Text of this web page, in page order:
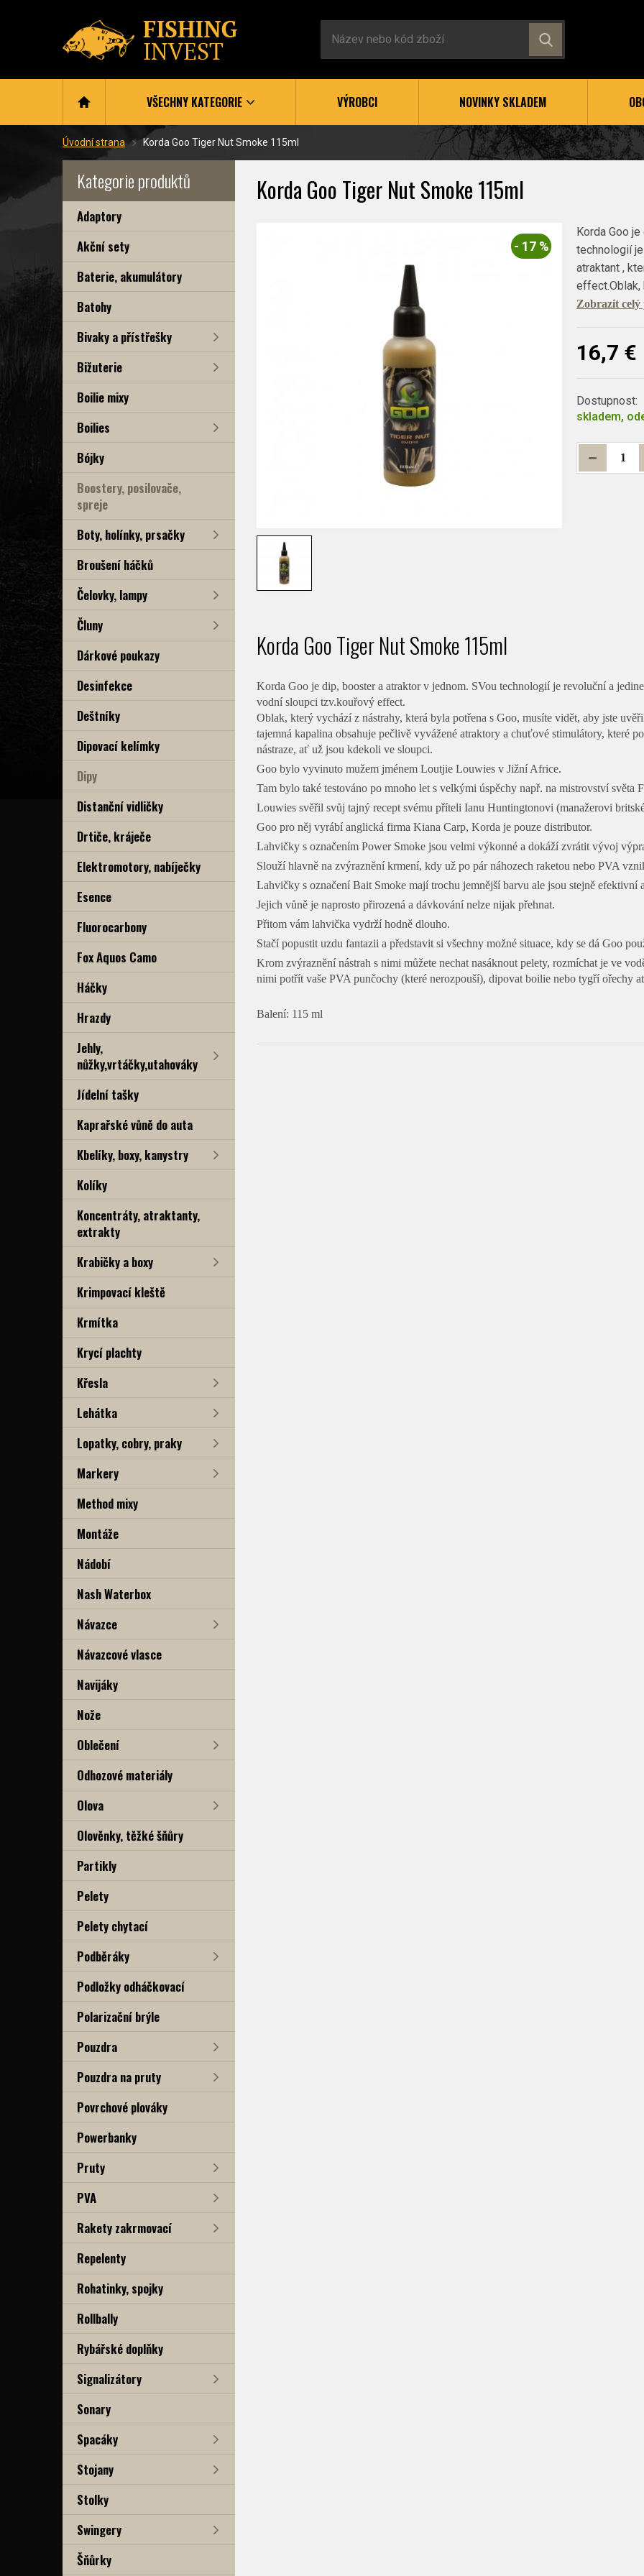
VŠECHNY KATEGORIE VÝROBCI NOVINKY SKLADEM
Úvodní strana Korda Goo Tiger Nut Smoke 115ml
Kategorie produktů
Adaptory
Akční sety
Baterie, akumulátory
Batohy
Bivaky a přístřešky
Bižuterie
Boilie mixy
Boilies
Bójky
Boostery, posilovače,
spreje
Boty, holínky, prsačky
Broušení háčků
Čelovky, lampy
Čluny
Dárkové poukazy
Desinfekce
Deštníky
Dipovací kelímky
Dipy
Distanční vidličky
Drtiče, kráječe
Elektromotory, nabíječky
Esence
Fluorocarbony
Fox Aquos Camo
Háčky
Hrazdy
Jehly,
nůžky,vrtáčky,utahováky
Jídelní tašky
Kaprařské vůně do auta
Kbelíky, boxy, kanystry
Kolíky
Koncentráty, atraktanty,
extrakty
Krabičky a boxy
Krimpovací kleště
Krmítka
Krycí plachty
Křesla
Lehátka
Lopatky, cobry, praky
Markery
Method mixy
Montáže
Nádobí
Nash Waterbox
Návazce
Návazcové vlasce
Navijáky
Nože
Oblečení
Odhozové materiály
Olova
Olověnky, těžké šňůry
Partikly
Pelety
Pelety chytací
Podběráky
Podložky odháčkovací
Polarizační brýle
Pouzdra
Pouzdra na pruty
Povrchové plováky
Powerbanky
Pruty
PVA
Rakety zakrmovací
Repelenty
Rohatinky, spojky
Rollbally
Rybářské doplňky
Signalizátory
Sonary
Spacáky
Stojany
Stolky
Swingery
Šňůrky
Korda Goo Tiger Nut Smoke 115ml
- 17 %
Korda Goo
technologií
atraktant ,
Zobrazit celý
16,7 €
Dostupnost:
skladem,
Korda Goo Tiger Nut Smoke 115ml
Korda Goo je dip, booster a atraktor v jednom. SVou technologií je revoluční a
vodní sloupci tzv.kouřový effect.
Oblak, který vychází z nástrahy, která byla potřena s Goo, musíte vidět, aby jste
tajemná kapalina obsahuje pečlivě vyvážené atraktory a chuťové stimulátory, které
nástraze, ať už jsou kdekoli ve sloupci.
Goo bylo vyvinuto mužem jménem Loutjie Louwies v Jižní Africe.
Tam bylo také testováno po mnoho let s velkými úspěchy např. na mistrovství světa
Louwies svěřil svůj tajný recept svému příteli Ianu Huntingtonovi (manažerovi
Goo pro něj vyrábí anglická firma Kiana Carp, Korda je pouze distributor.
Lahvičky s označením Power Smoke jsou velmi výkonné a dokáží zvrátit vývoj
Slouží hlavně na zvýraznění krmení, kdy už po pár náhozech raketou nebo PVA
Lahvičky s označení Bait Smoke mají trochu jemnější barvu ale jsou stejně efektivní
Jejich vůně je naprosto přirozená a dávkování nelze nijak přehnat.
Přitom vám lahvička vydrží hodně dlouho.
Stačí popustit uzdu fantazii a představit si všechny možné situace, kdy se dá Goo
Krom zvýraznění nástrah s nimi můžete nechat nasáknout pelety, rozmíchat je ve
nimi potřít vaše PVA punčochy (které nerozpouší), dipovat boilie nebo tygří ořechy
Balení: 115 ml